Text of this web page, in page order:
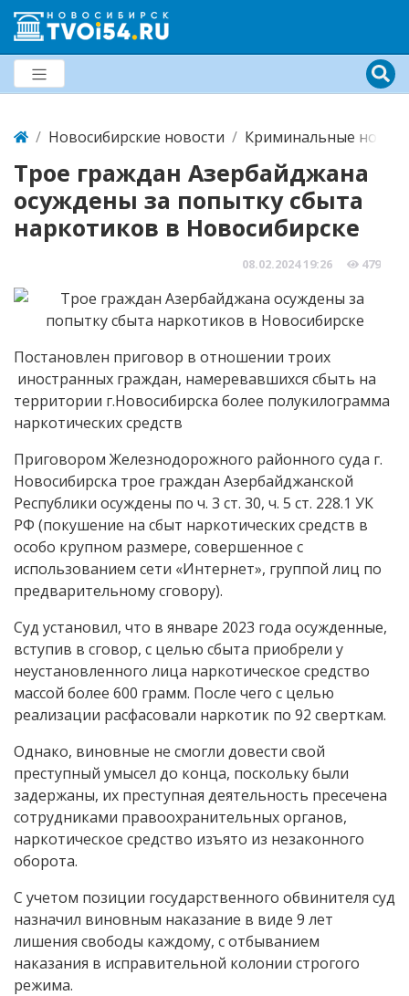
Новосибирские новости Криминальные
Трое граждан Азербайджана
осуждены за попытку сбыта
наркотиков в Новосибирске
08.02.2024 19:26 479
Постановлен приговор в отношении троих
иностранных граждан, намеревавшихся сбыть на
территории г.Новосибирска более полукилограмма
наркотических средств
Приговором Железнодорожного районного суда г.
Новосибирска трое граждан Азербайджанской
Республики осуждены по ч. 3 ст. 30, ч. 5 ст. 228.1 УК
РФ (покушение на сбыт наркотических средств в
особо крупном размере, совершенное с
использованием сети «Интернет», группой лиц по
предварительному сговору).
Суд установил, что в январе 2023 года осужденные,
вступив в сговор, с целью сбыта приобрели у
неустановленного лица наркотическое средство
массой более 600 грамм. После чего с целью
реализации расфасовали наркотик по 92 сверткам.
Однако, виновные не смогли довести свой
преступный умысел до конца, поскольку были
задержаны, их преступная деятельность пресечена
сотрудниками правоохранительных органов,
наркотическое средство изъято из незаконного
оборота.
С учетом позиции государственного обвинителя суд
назначил виновным наказание в виде 9 лет
лишения свободы каждому, с отбыванием
наказания в исправительной колонии строгого
режима.